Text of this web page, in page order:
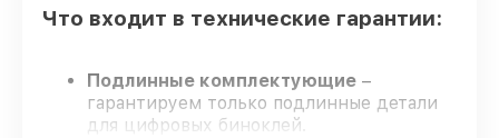
Что входит в технические гарантии:
Подлинные комплектующие –
гарантируем только подлинные детали
для цифровых биноклей.